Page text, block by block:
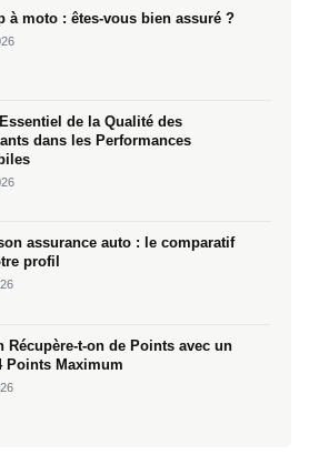
à moto : êtes-vous bien assuré ?
de la Qualité des
dans les Performances
assurance auto : le comparatif
profil
Récupère-t-on de Points avec un
Points Maximum